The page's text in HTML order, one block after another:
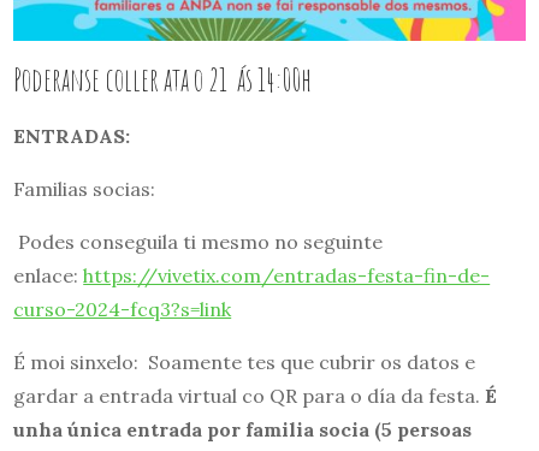
Poderanse coller ata o 21 ás 14:00h
ENTRADAS:
Familias socias:
Podes conseguila ti mesmo no seguinte
enlace:https://vivetix.com/entradas-festa-fin-de-
curso-2024-fcq3?s=link
É moi sinxelo: Soamente tes que cubrir os datos e
gardar a entrada virtual co QR para o día da festa.É
unha única entrada por familia socia (5 persoas